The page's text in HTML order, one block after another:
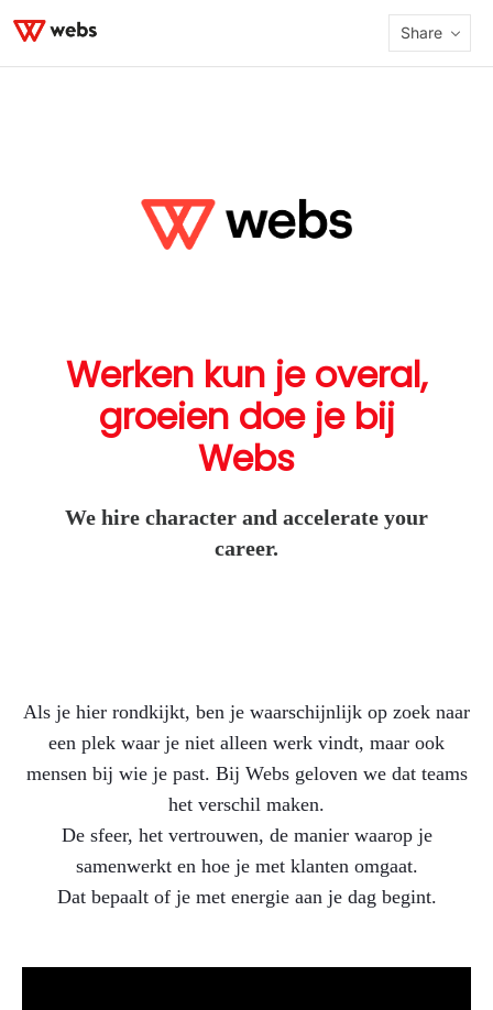
Share
Werken kun je overal,
groeien doe je bij
Webs
We hire character and accelerate your
career.
Als je hier rondkijkt, ben je waarschijnlijk op zoek naar
een plek waar je niet alleen werk vindt, maar ook
mensen bij wie je past. Bij Webs geloven we dat teams
het verschil maken.
De sfeer, het vertrouwen, de manier waarop je
samenwerkt en hoe je met klanten omgaat.
Dat bepaalt of je met energie aan je dag begint.